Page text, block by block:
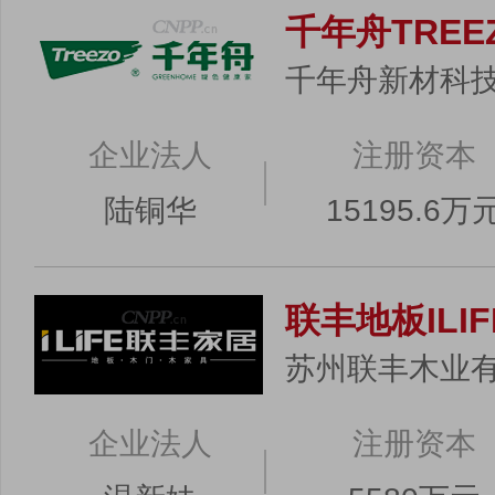
千年舟
千年舟新材科
企业法人
陆铜华
注册资本
15195.6万
联丰地板
苏州联丰木业
企业法人
注册资本